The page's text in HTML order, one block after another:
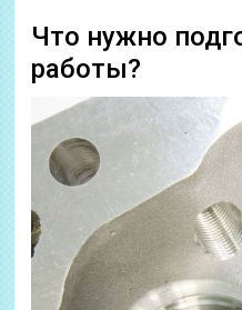
Что нужно
работы?